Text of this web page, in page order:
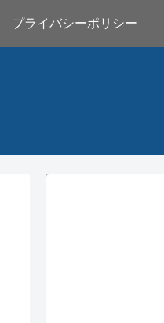
プライバシーポリシー